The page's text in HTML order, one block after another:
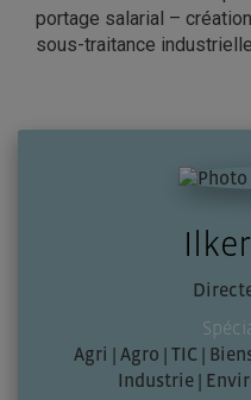
portage salarial –
sous-traitance industrielle
Agri | Agro | TIC |
Industrie |